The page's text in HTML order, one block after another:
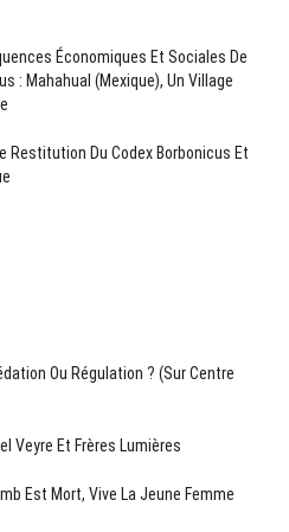
Économiques Et Sociales De
: Mahahual (Mexique), Un Village
Restitution Du Codex Borbonicus Et
Ou Régulation ? (Sur Centre
Veyre Et Frères Lumières
Est Mort, Vive La Jeune Femme